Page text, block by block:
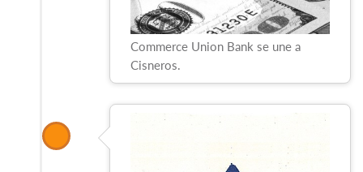
Commerce Union Bank se une a
Cisneros.